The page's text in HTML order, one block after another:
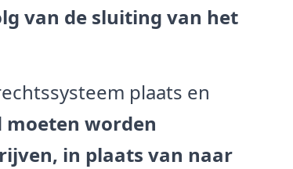
van de sluiting van het
plaats en
worden
in plaats van naar